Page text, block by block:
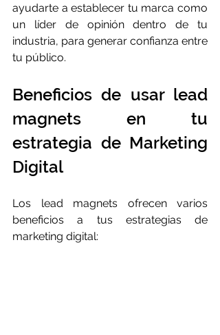
ayudarte a establecer tu marca como
un líder de opinión dentro de tu
industria, para generar confianza entre
tu público.
Beneficios de usar lead
magnets en tu
estrategia de Marketing
Digital
Los lead magnets ofrecen varios
beneficios a tus estrategias de
marketing digital: